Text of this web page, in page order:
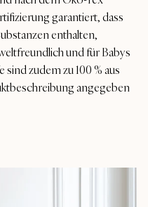
garantiert, dass
enthalten,
und für Babys
zudem zu 100 % aus
angegeben